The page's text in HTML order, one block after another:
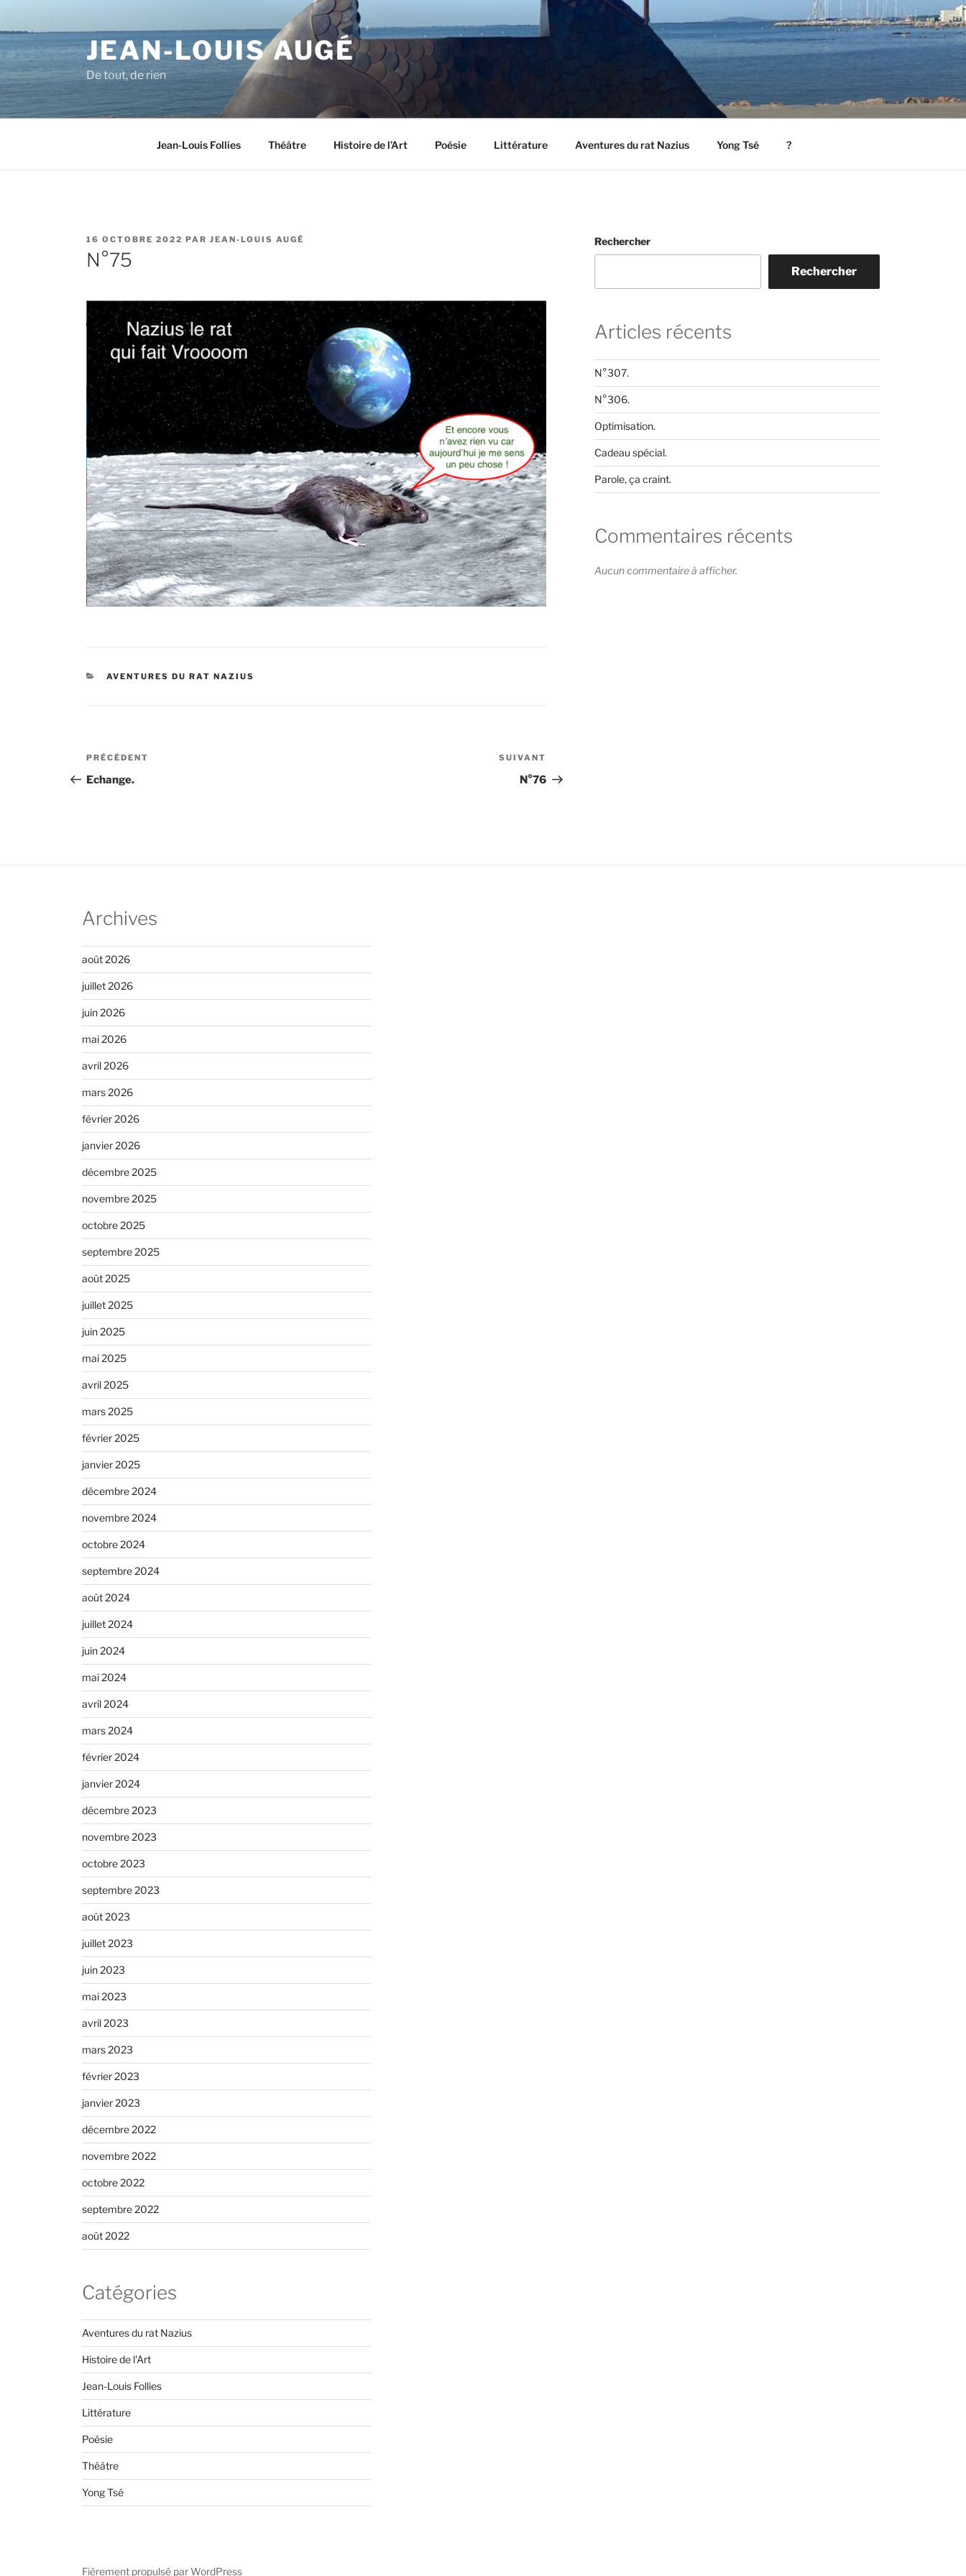
contenu
principal
JEAN-LOUIS AUGÉ
De tout, de rien
Jean-Louis Follies Théâtre Histoire de l’Art Poésie Littérature Aventures du rat Nazius Yong Tsé ?
PUBLIÉ
LE
16 OCTOBRE 2022 PAR JEAN-LOUIS AUGÉ
N°75
CATÉGORIES
AVENTURES DU RAT NAZIUS
Navigation
de
Article
précédent
PRÉCÉDENT
Echange.
suivant
SUIVANT
N°76
Rechercher
Rechercher
Articles récents
N°307.
N°306.
Optimisation.
Cadeau spécial.
Parole, ça craint.
Commentaires récents
Aucun commentaire à afficher.
Archives
août 2026
juillet 2026
juin 2026
mai 2026
avril 2026
mars 2026
février 2026
janvier 2026
décembre 2025
novembre 2025
octobre 2025
septembre 2025
août 2025
juillet 2025
juin 2025
mai 2025
avril 2025
mars 2025
février 2025
janvier 2025
décembre 2024
novembre 2024
octobre 2024
septembre 2024
août 2024
juillet 2024
juin 2024
mai 2024
avril 2024
mars 2024
février 2024
janvier 2024
décembre 2023
novembre 2023
octobre 2023
septembre 2023
août 2023
juillet 2023
juin 2023
mai 2023
avril 2023
mars 2023
février 2023
janvier 2023
décembre 2022
novembre 2022
octobre 2022
septembre 2022
août 2022
Catégories
Aventures du rat Nazius
Histoire de l'Art
Jean-Louis Follies
Littérature
Poésie
Théâtre
Yong Tsé
Fièrement propulsé par WordPress